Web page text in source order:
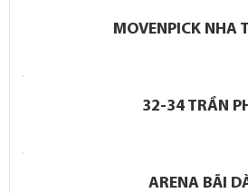
MOVENPICK NHA
32-34 TRẦN
ARENA BÃI